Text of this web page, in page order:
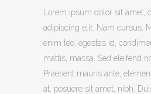
Lorem ipsum dolor sit amet,
adipiscing elit. Nam cursus.
enim leo, egestas id,
mattis, massa. Sed eleifend
Praesent mauris ante,
at, posuere sit amet, nibh.